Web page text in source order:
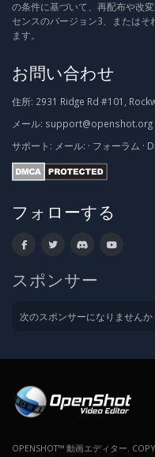
の条件に基づいて、再配布や改
センスのバージョン3、またはそ
ます。
お問い合わせ
住所: 2931 Ridge Rd #101,
メール: support@openshot.org
サポート: メール: · フォーラム ·
フォローする
スポンサー
次のスポンサーになりませんか
OPENSHOT™ 動画エディター.